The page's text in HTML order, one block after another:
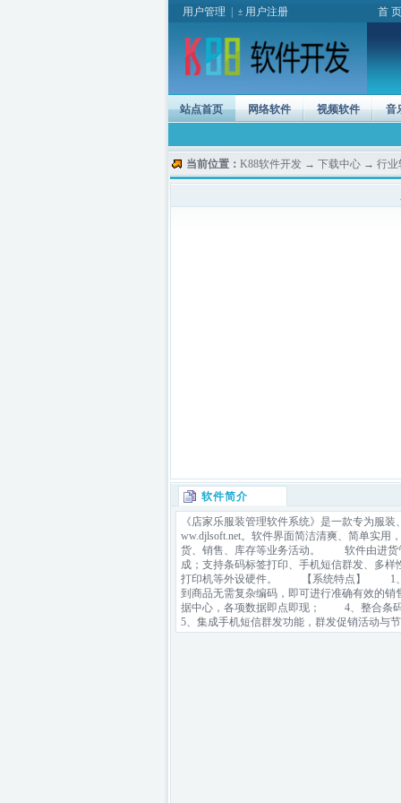
用户管理 用户注册 首 页
站点首页 网络软件 视频软件 音
当前位置： K88软件开发→ 下载中心→ 行业
软件简介
《店家乐服装管理软件系统》是一款专为服
ww.djlsoft.net。软件界面简洁清爽、简单实用
货、销售、库存等业务活动。 软件由进货
成；支持条码标签打印、手机短信群发、多
打印机等外设硬件。 【系统特点】 1、
到商品无需复杂编码，即可进行准确有效的
据中心，各项数据即点即现； 4、整合条
5、集成手机短信群发功能，群发促销活动与